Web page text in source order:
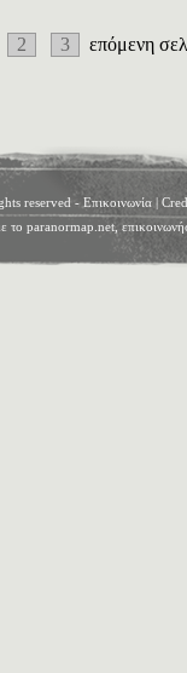
2 3 επόμενη
reserved - Επικοινωνία |
το paranormap.net,